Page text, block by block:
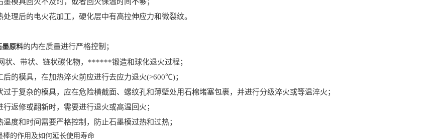
后的电火花加工，硬化层中有高拉伸应力和微裂纹。
墨原料的内在质量进行严格控制；
带状、链状碳化物，******锻造和球化退火过程；
模具，在加热淬火前应进行去应力退火(>600℃)；
复杂的模具，应在危险横截面、螺纹孔和薄壁处用石棉堵塞包裹，并进行分级淬火或等温淬火；
修或翻新时，需要进行退火或高温回火；
和时间需要严格控制，防止石墨模过热和过热；
棒的作用及如何延长使用寿命